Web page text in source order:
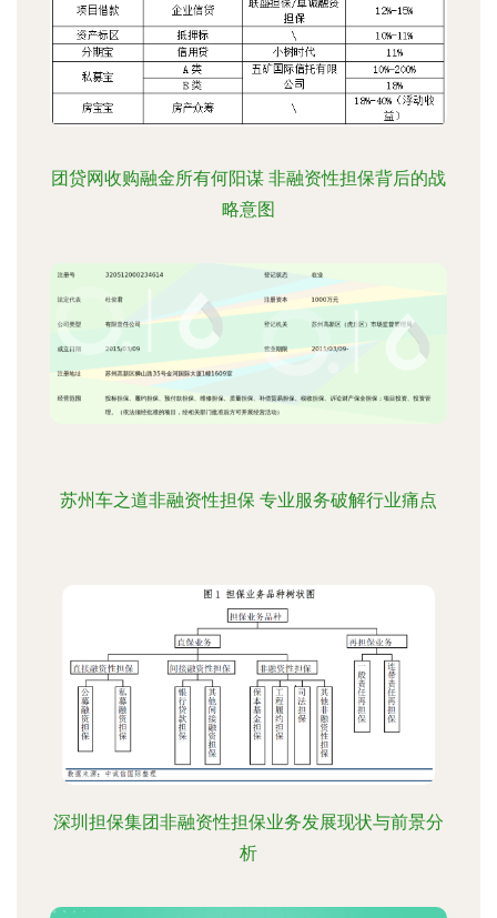
团贷网收购融金所有何阳谋 非融资性担保背后的战
略意图
苏州车之道非融资性担保 专业服务破解行业痛点
深圳担保集团非融资性担保业务发展现状与前景分
析